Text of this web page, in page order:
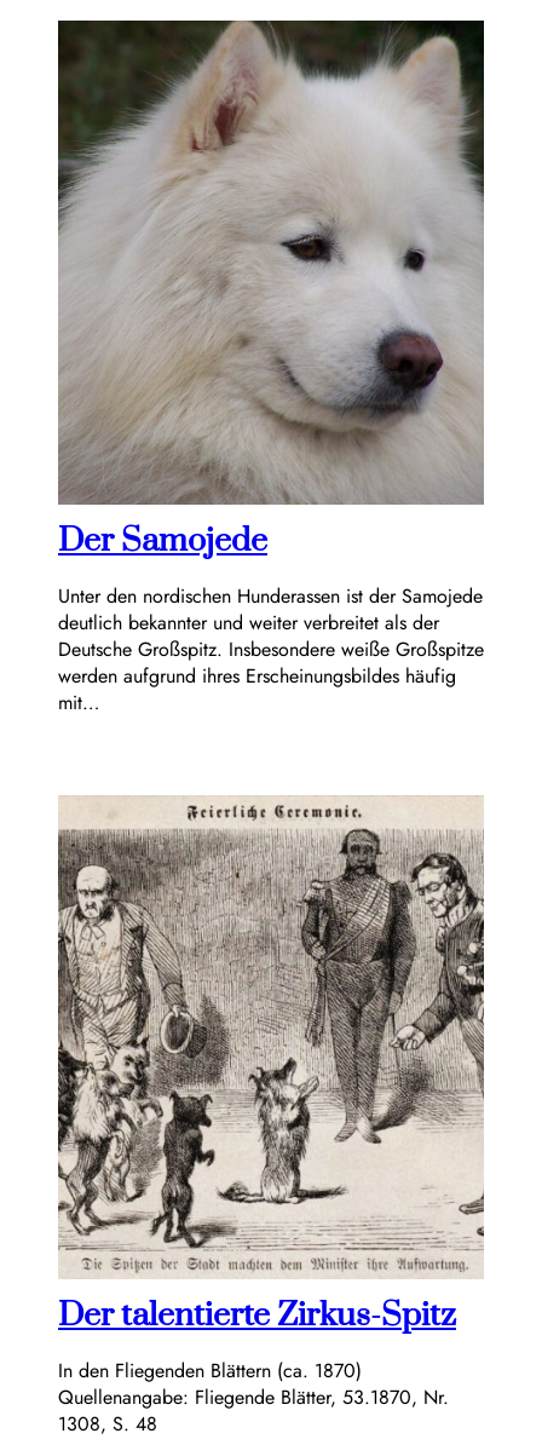
Der Samojede
Unter den nordischen Hunderassen ist der Samojede
deutlich bekannter und weiter verbreitet als der
Deutsche Großspitz. Insbesondere weiße Großspitze
werden aufgrund ihres Erscheinungsbildes häufig
mit…
Der talentierte Zirkus-Spitz
In den Fliegenden Blättern (ca. 1870)
Quellenangabe: Fliegende Blätter, 53.1870, Nr.
1308, S. 48